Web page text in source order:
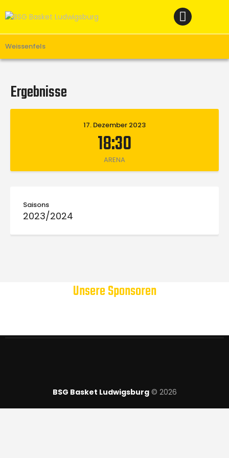
WeissenfelsVerein
Teams M
Unterstützen
Ergebnisse
17. Dezember 2023
18:30
ARENA
Saisons
2023/2024
Unsere Sponsoren
BSG Basket Ludwigsburg© 2026